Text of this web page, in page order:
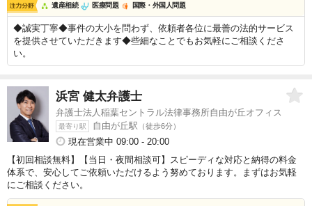
遺産相続 医療問題 国際・外国人問題
◆誠実丁寧◆事件の大小を問わず、依頼者各位に最善の法的サービス
を提供させていただきます◆些細なことでもお気軽にご相談くださ
い。
浜宮 健太弁護士
弁護士法人稲葉セントラル法律事務所自由が丘オフィス
最寄り駅 自由が丘駅 （徒歩6分）
現在営業中 09:00 - 20:00
【初回相談無料】【当日・夜間相談可】スピーディな対応と納得の料金
体系で、安心してご依頼いただけるよう努めております。まずはお気軽
にご相談ください。